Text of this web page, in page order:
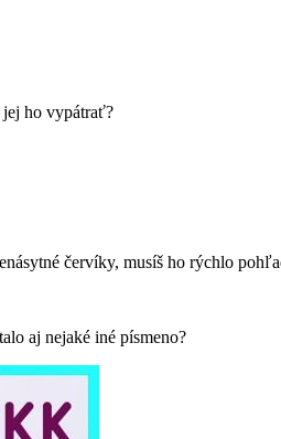
jej ho vypátrať?
červíky, musíš ho rýchlo
aj nejaké iné písmeno?